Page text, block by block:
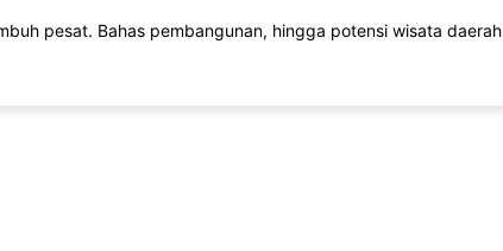
pesat. Bahas pembangunan, hingga potensi wisata daerah